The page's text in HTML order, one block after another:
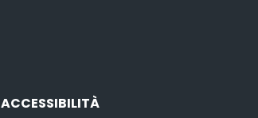
ACCESSIBILITÀ